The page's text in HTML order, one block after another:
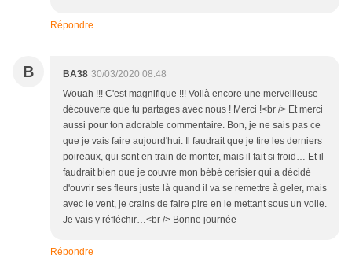
Répondre
B BA38 30/03/2020 08:48
Wouah !!! C'est magnifique !!! Voilà encore une merveilleuse
découverte que tu partages avec nous ! Merci !<br /> Et merci
aussi pour ton adorable commentaire. Bon, je ne sais pas ce
que je vais faire aujourd'hui. Il faudrait que je tire les derniers
poireaux, qui sont en train de monter, mais il fait si froid… Et il
faudrait bien que je couvre mon bébé cerisier qui a décidé
d'ouvrir ses fleurs juste là quand il va se remettre à geler, mais
avec le vent, je crains de faire pire en le mettant sous un voile.
Je vais y réfléchir…<br /> Bonne journée
Répondre